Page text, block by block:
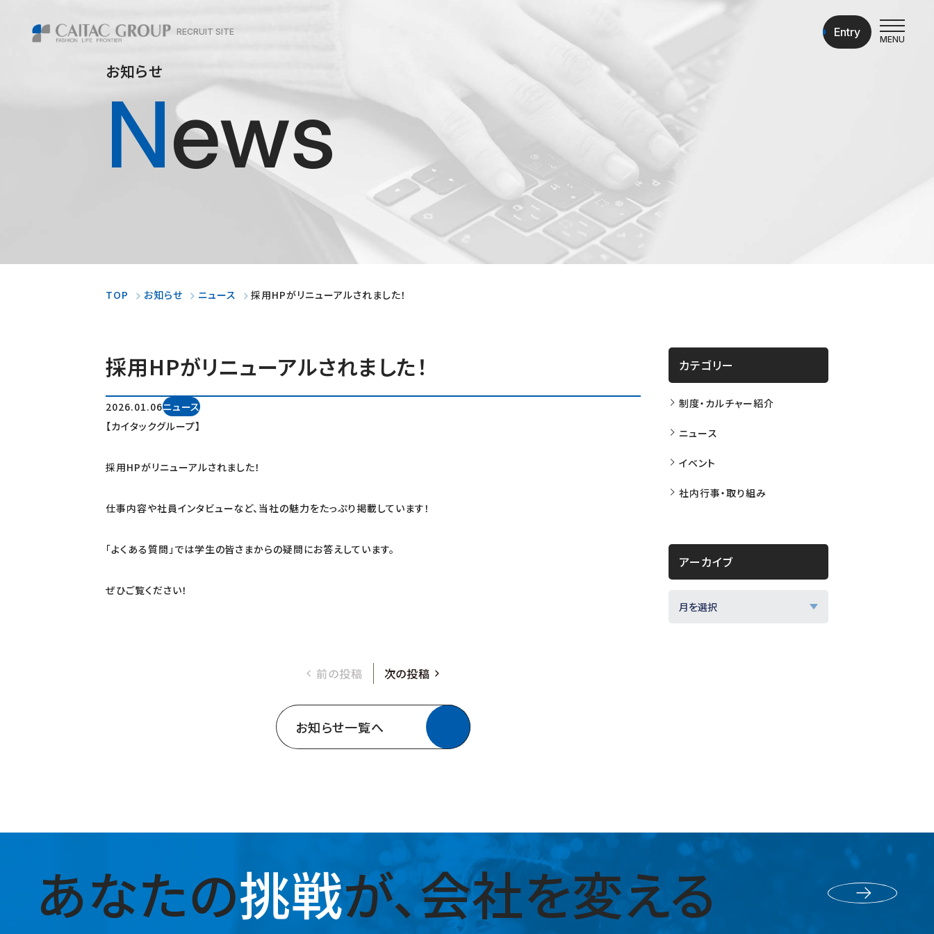
RECRUIT SITE Entry
お知らせ
News
TOP お知らせ ニュース 採用HPがリニューアルされました！
採用HPがリニューアルされました！
2026.01.06ニュース
【カイタックグループ】
採用HPがリニューアルされました！
仕事内容や社員インタビューなど、当社の魅力をたっぷり掲載しています！
「よくある質問」では学生の皆さまからの疑問にお答えしています。
ぜひご覧ください！
前の投稿 次の投稿
お知らせ一覧へ
カテゴリー
制度・カルチャー紹介
ニュース
イベント
社内行事・取り組み
アーカイブ
あなたの挑戦が、会社を変える 採用エントリー